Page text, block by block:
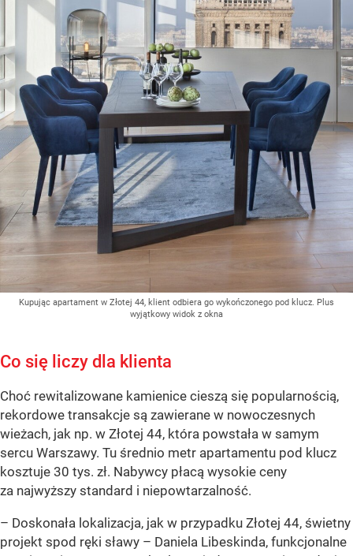
Kupując apartament w Złotej 44, klient odbiera go wykończonego pod klucz. Plus
wyjątkowy widok z okna
Co się liczy dla klienta
Choć rewitalizowane kamienice cieszą się popularnością,
rekordowe transakcje są zawierane w nowoczesnych
wieżach, jak np. w Złotej 44, która powstała w samym
sercu Warszawy. Tu średnio metr apartamentu pod klucz
kosztuje 30 tys. zł. Nabywcy płacą wysokie ceny
za najwyższy standard i niepowtarzalność.
– Doskonała lokalizacja, jak w przypadku Złotej 44, świetny
projekt spod ręki sławy – Daniela Libeskinda, funkcjonalne